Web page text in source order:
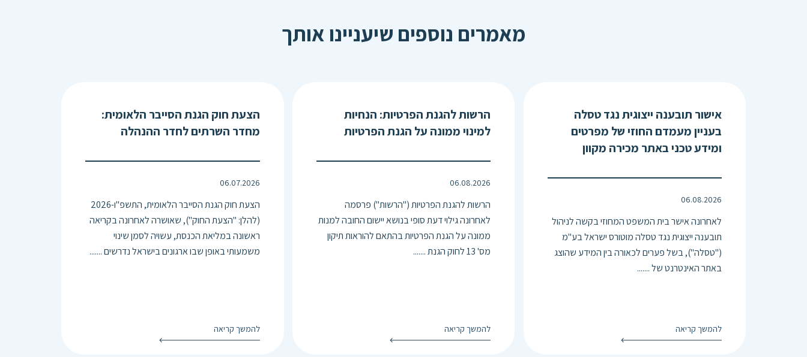
מאמרים נוספים שיעניינו אותך
אישור תובענה ייצוגית נגד טסלה
בעניין מעמדם החוזי של מפרטים
ומידע טכני באתר מכירה מקוון
06.08.2026
לאחרונה אישר בית המשפט המחוזי בקשה לניהול
תובענה ייצוגית נגד טסלה מוטורס ישראל בע"מ
("טסלה"), בשל פערים לכאורה בין המידע שהוצג
באתר האינטרנט של .......
להמשך קריאה
הרשות להגנת הפרטיות: הנחיות
למינוי ממונה על הגנת הפרטיות
06.08.2026
הרשות להגנת הפרטיות ("הרשות") פרסמה
לאחרונה גילוי דעת סופי בנושא יישום החובה למנות
ממונה על הגנת הפרטיות בהתאם להוראות תיקון
מס' 13 לחוק הגנת .......
להמשך קריאה
הצעת חוק הגנת הסייבר הלאומית:
מחדר השרתים לחדר ההנהלה
06.07.2026
הצעת חוק הגנת הסייבר הלאומית, התשפ"ו-2026
(להלן: "הצעת החוק"), שאושרה לאחרונה בקריאה
ראשונה במליאת הכנסת, עשויה לסמן שינוי
משמעותי באופן שבו ארגונים בישראל נדרשים .......
להמשך קריאה